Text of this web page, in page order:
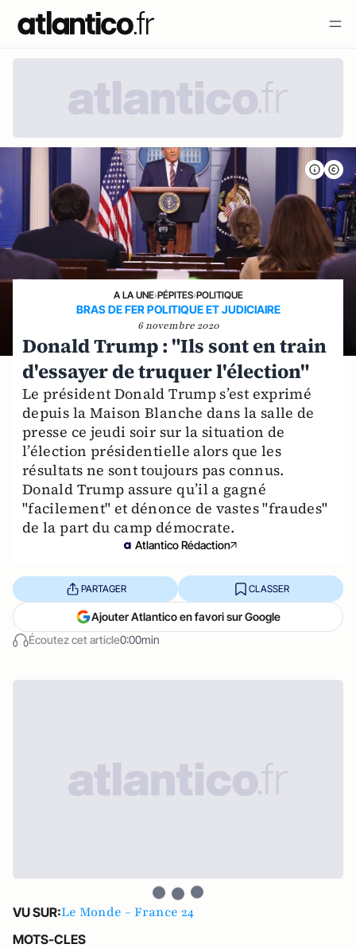
A LA UNE›PÉPITES›POLITIQUE
BRAS DE FER POLITIQUE ET JUDICIAIRE
6 novembre 2020
Donald Trump : "Ils sont en train
d'essayer de truquer l'élection"
Le président Donald Trump s’est exprimé
depuis la Maison Blanche dans la salle de
presse ce jeudi soir sur la situation de
l’élection présidentielle alors que les
résultats ne sont toujours pas connus.
Donald Trump assure qu’il a gagné
"facilement" et dénonce de vastes "fraudes"
de la part du camp démocrate.
Atlantico Rédaction
Écoutez cet article0:00min
PARTAGER CLASSER
Ajouter Atlantico en favori sur Google
VU SUR:Le Monde - France 24
MOTS-CLES